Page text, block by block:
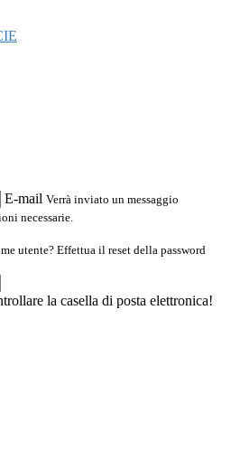
E-mail Verrà inviato un messaggio
necessarie.
utente? Effettua il reset della password
la casella di posta elettronica!